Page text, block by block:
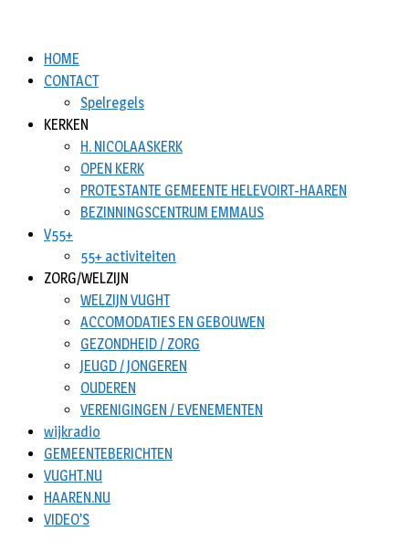
HOME
CONTACT
Spelregels
KERKEN
H. NICOLAASKERK
OPEN KERK
PROTESTANTE GEMEENTE HELEVOIRT-HAAREN
BEZINNINGSCENTRUM EMMAUS
V55+
55+ activiteiten
ZORG/WELZIJN
WELZIJN VUGHT
ACCOMODATIES EN GEBOUWEN
GEZONDHEID / ZORG
JEUGD / JONGEREN
OUDEREN
VERENIGINGEN / EVENEMENTEN
wijkradio
GEMEENTEBERICHTEN
VUGHT.NU
HAAREN.NU
VIDEO’S